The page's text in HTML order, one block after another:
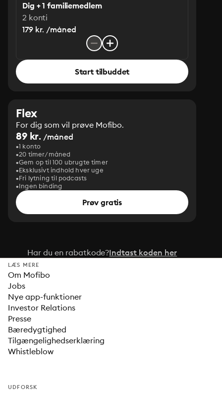
Dig + 1 familiemedlem
2 konti
179 kr. /måned
Start tilbuddet
Flex
For dig som vil prøve Mofibo.
89 kr. /måned
1 konto
20 timer/måned
Gem op til 100 ubrugte timer
Eksklusivt indhold hver uge
Fri lytning til podcasts
Ingen binding
Prøv gratis
Har du en rabatkode?Indtast koden her
LÆS MERE
Om Mofibo
Jobs
Nye app-funktioner
Investor Relations
Presse
Bæredygtighed
Tilgængelighedserklæring
Whistleblow
UDFORSK